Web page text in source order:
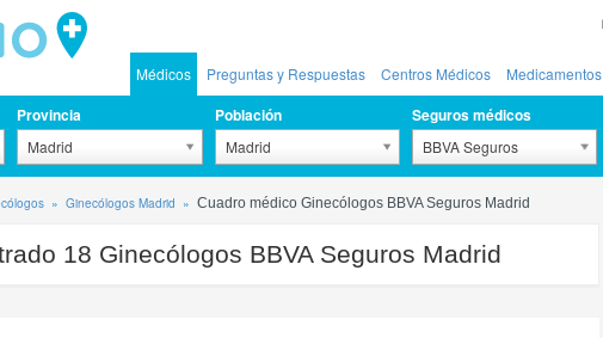
Médicos Preguntas y Respuestas Centros Médicos Medicamentos
Provincia
Madrid
Población
Madrid
Seguros médicos
BBVA Seguros
Ginecólogos Madrid Cuadro médico Ginecólogos BBVA Seguros Madrid
18 Ginecólogos BBVA Seguros Madrid